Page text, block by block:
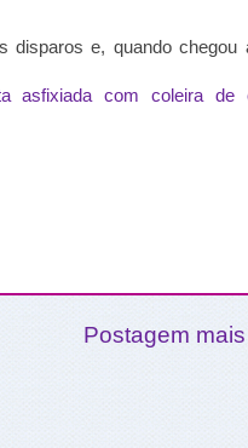
disparos e, quando chegou
asfixiada com coleira de
Postagem